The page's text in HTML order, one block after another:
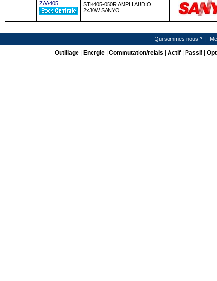
ZAA405
STK405-050R AMPLI AUDIO
2x30W SANYO
Qui sommes-nous ? |
Outillage| Energie| Commutation/relais Actif| Passif|